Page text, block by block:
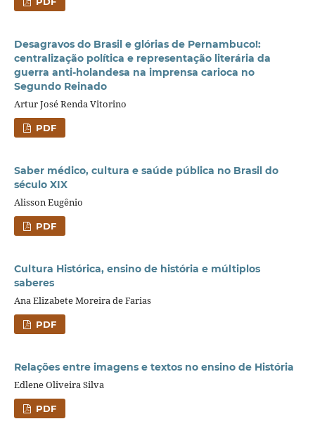
Desagravos do Brasil e glórias de Pernambuco!:
centralização política e representação literária da
guerra anti-holandesa na imprensa carioca no
Segundo Reinado
Artur José Renda Vitorino
PDF
Saber médico, cultura e saúde pública no Brasil do
século XIX
Alisson Eugênio
PDF
Cultura Histórica, ensino de história e múltiplos
saberes
Ana Elizabete Moreira de Farias
PDF
Relações entre imagens e textos no ensino de História
Edlene Oliveira Silva
PDF